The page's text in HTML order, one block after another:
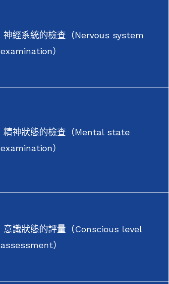
神經系統的檢查（Nervous system
examination）
精神狀態的檢查（Mental state
examination）
意識狀態的評量（Conscious level
assessment）